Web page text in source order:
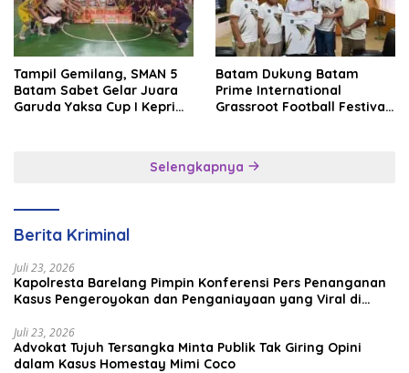
Tampil Gemilang, SMAN 5
Batam Sabet Gelar Juara
Garuda Yaksa Cup I Kepri
Batam Dukung Batam
Prime International
Grassroot Football Festival
Brunei–Malaysia
Selengkapnya
Berita Kriminal
Juli 23, 2026
Kapolresta Barelang Pimpin Konferensi Pers Penanganan
Kasus Pengeroyokan dan Penganiayaan yang Viral di
Juli 23, 2026
Advokat Tujuh Tersangka Minta Publik Tak Giring Opini
dalam Kasus Homestay Mimi Coco